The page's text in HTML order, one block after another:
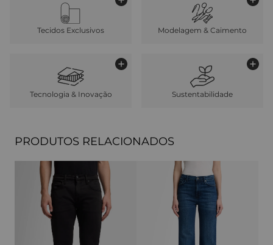
Tecidos Exclusivos Modelagem & Caimento
Tecnologia & Inovação Sustentabilidade
PRODUTOS RELACIONADOS